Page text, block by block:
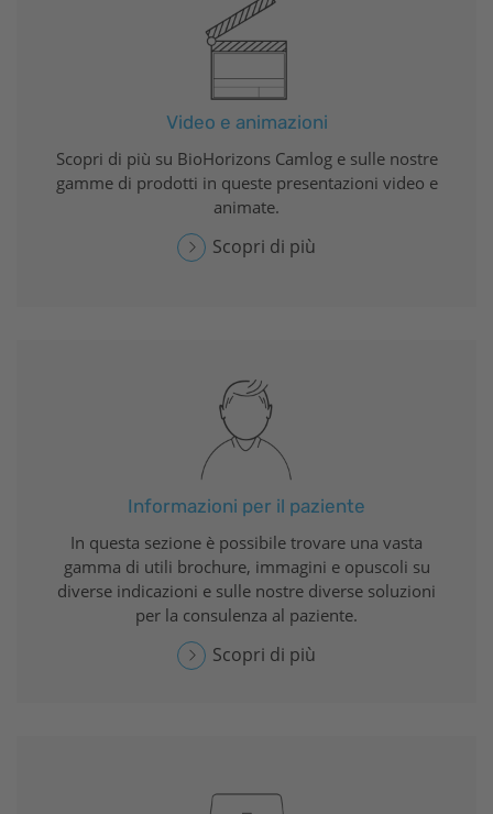
Video e animazioni
Scopri di più su BioHorizonsCamlog e sulle nostre
gamme di prodotti in queste presentazioni video e
animate.
Scopri di più
Informazioni per il paziente
In questa sezione è possibile trovare una vasta
gamma di utili brochure, immagini e opuscoli su
diverse indicazioni e sulle nostre diverse soluzioni
per la consulenza al paziente.
Scopri di più